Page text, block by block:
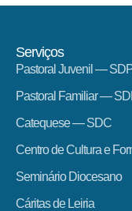
Serviços
Pastoral Juvenil —
Pastoral Familiar —
Catequese — SDC
Centro de Cultura e
Seminário Diocesano
Cáritas de Leiria